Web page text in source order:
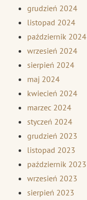
grudzień 2024
listopad 2024
październik 2024
wrzesień 2024
sierpień 2024
maj 2024
kwiecień 2024
marzec 2024
styczeń 2024
grudzień 2023
listopad 2023
październik 2023
wrzesień 2023
sierpień 2023